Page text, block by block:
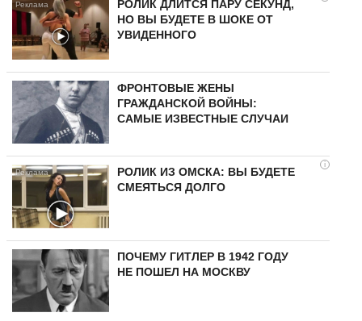
РОЛИК ДЛИТСЯ ПАРУ СЕКУНД,
НО ВЫ БУДЕТЕ В ШОКЕ ОТ
УВИДЕННОГО
ФРОНТОВЫЕ ЖЕНЫ
ГРАЖДАНСКОЙ ВОЙНЫ:
САМЫЕ ИЗВЕСТНЫЕ СЛУЧАИ
i
РОЛИК ИЗ ОМСКА: ВЫ БУДЕТЕ
СМЕЯТЬСЯ ДОЛГО
ПОЧЕМУ ГИТЛЕР В 1942 ГОДУ
НЕ ПОШЕЛ НА МОСКВУ